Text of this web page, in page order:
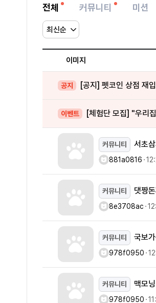
전체 커뮤니티 미션
이미지
공지 [공지] 펫코인 상점 재
이벤트 [체험단 모집] "우리
커뮤니티 서초
881a0816ㆍ
커뮤니티 댓짱
8e3708acㆍ
커뮤니티 국보
978f0950ㆍ
커뮤니티 맥모
978f0950ㆍ